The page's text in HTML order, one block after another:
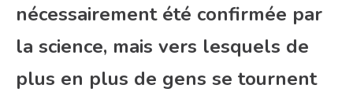
nécessairement été confirmée par
la science, mais vers lesquels de
plus en plus de gens se tournent